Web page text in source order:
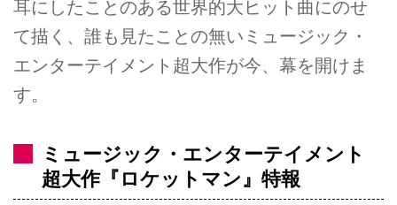
耳にしたことのある世界的大ヒット曲にのせ
て描く、誰も見たことの無いミュージック・
エンターテイメント超大作が今、幕を開けま
す。
ミュージック・エンターテイメント
超大作『ロケットマン』特報